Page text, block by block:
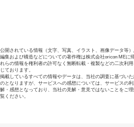
開されている情報（文字、写真、イラスト、画像データ等
集および構造などについての著作権は株式会社oricon MEに
らの情報を権利者の許可なく無断転載・複製などの二次利用
ております。
載しているすべての情報やデータは、当社の調査に基づいた
となりますが、サービスへの感想については、サービスの
・感想となっており、当社の見解・意見ではないことをご
ください。